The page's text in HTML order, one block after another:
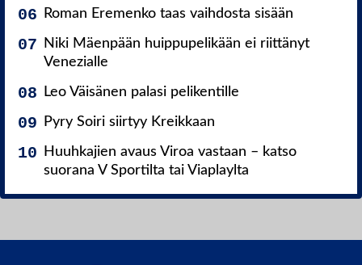
Roman Eremenko taas vaihdosta sisään
Niki Mäenpään huippupelikään ei riittänyt
Venezialle
Leo Väisänen palasi pelikentille
Pyry Soiri siirtyy Kreikkaan
Huuhkajien avaus Viroa vastaan – katso
suorana V Sportilta tai Viaplaylta